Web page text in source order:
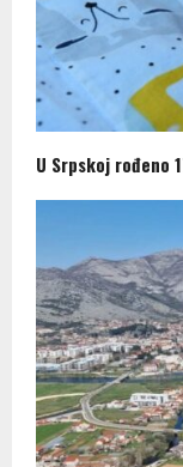
U Srpskoj rođeno